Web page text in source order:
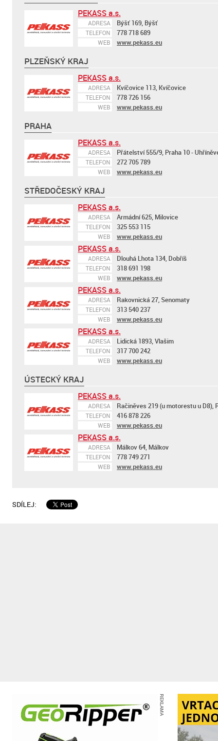
PEKASS a.s.
ADRESA Býšť 169, Býšť
TELEFON 778 718 689
WEB www.pekass.eu
PLZEŇSKÝ KRAJ
PEKASS a.s.
ADRESA Kvíčovice 113, Kvíčovice
TELEFON 778 726 156
WEB www.pekass.eu
PRAHA
PEKASS a.s.
ADRESA Přátelství 555/9, Praha 10 -
TELEFON 272 705 789
WEB www.pekass.eu
STŘEDOČESKÝ KRAJ
PEKASS a.s.
ADRESA Armádní 625, Milovice
TELEFON 325 553 115
WEB www.pekass.eu
PEKASS a.s.
ADRESA Dlouhá Lhota 134, Dobříš
TELEFON 318 691 198
WEB www.pekass.eu
PEKASS a.s.
ADRESA Rakovnická 27, Senomaty
TELEFON 313 540 237
WEB www.pekass.eu
PEKASS a.s.
ADRESA Lidická 1893, Vlašim
TELEFON 317 700 242
WEB www.pekass.eu
ÚSTECKÝ KRAJ
PEKASS a.s.
ADRESA Račiněves 219 (u motorestu u D8),
TELEFON 416 878 226
WEB www.pekass.eu
PEKASS a.s.
ADRESA Málkov 64, Málkov
TELEFON 778 749 271
WEB www.pekass.eu
SDÍLEJ:
REKLAMA